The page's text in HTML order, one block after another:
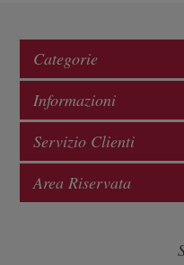
Categorie
Informazioni
Servizio Clienti
Area Riservata